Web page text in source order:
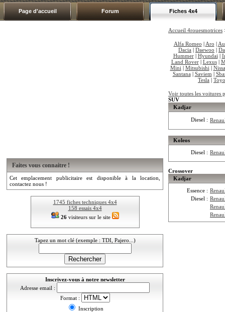
Page d'accueil Forum Fiches 4x4
Faites vous connaitre !
Cet emplacement publicitaire est disponible à la location,
contactez nous !
1745 fiches techniques 4x4
158 essais 4x4
26visiteurs sur le site
Tapez un mot clé (exemple : TDI, Pajero...)
Inscrivez-vous à notre newsletter
Adresse email :
Format :
Inscription
Accueil 4rouesmotrices
Alfa Romeo | Aro |
Dacia | Daewoo |
Hummer| Hyundai |
Land Rover| Lexus|
Mini | Mitsubishi |
Santana | Saviem |
Tesla |
Voir toutes les voitures
SUV
Kadjar
Diesel :
Koleos
Diesel :
Crossover
Kadjar
Essence :
Diesel :